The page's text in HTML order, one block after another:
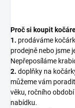
Proč si koupit
1. prodáváme
prodejně nebo jsme
Nepřeposíláme
2. doplňky na
můžeme vám
věku, ročního
nabídku.